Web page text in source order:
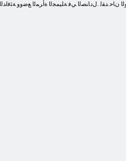
ﻥﺎﺣ ﺪﻘﻟ .ﻝﺩﺎﻨﺼﻟﺍ ﻲﻓ ﺔﻠﻴﻤﺠﻟﺍ ﺓﺃﺮﻤﻟﺍ ﻊﺿﻭﻭ ﺔﺌﻓﺍﺪﻟﺍ